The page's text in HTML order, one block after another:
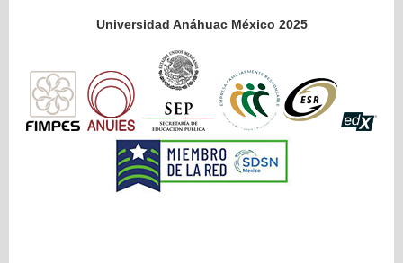
Universidad Anáhuac México 2025